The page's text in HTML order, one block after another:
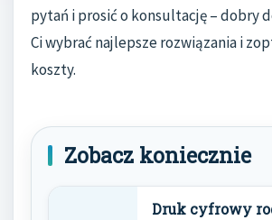
pytań i prosić o konsultację – dobry
Ci wybrać najlepsze rozwiązania i
koszty.
Zobacz koniecznie
Druk cyfrowy